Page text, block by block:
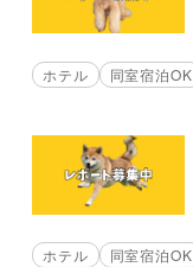
ホテル 同室宿泊OK
ホテル 同室宿泊OK